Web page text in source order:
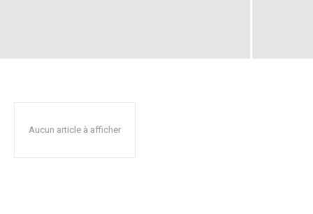
Aucun article à afficher